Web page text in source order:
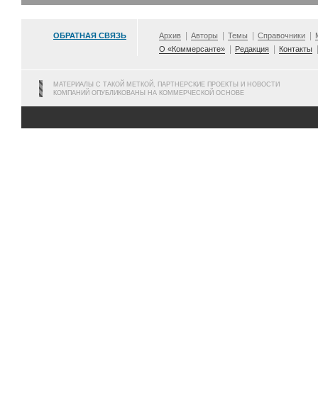
ОБРАТНАЯ СВЯЗЬ Архив Авторы Темы Справочники
О «Коммерсанте»
Редакция Контакты
МАТЕРИАЛЫ С ТАКОЙ МЕТКОЙ, ПАРТНЕРСКИЕ ПРОЕКТЫ И НОВОСТИ
КОМПАНИЙ ОПУБЛИКОВАНЫ НА КОММЕРЧЕСКОЙ ОСНОВЕ